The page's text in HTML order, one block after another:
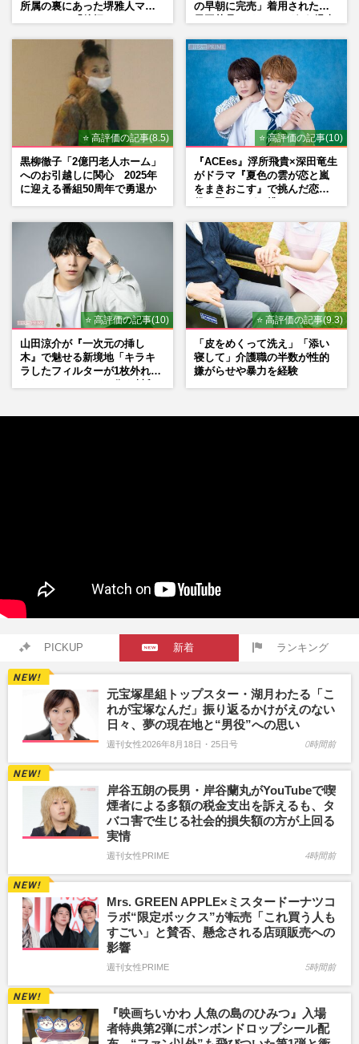
所属の裏にあった堺雅人マネ
の早朝に完売」着用された地
⭐ 高評価の記事(8.5)
黒柳徹子「2億円老人ホーム」
へのお引越しに関心 2025年
に迎える番組50周年で勇退か
⭐ 高評価の記事(10)
『ACEes』浮所飛貴×深田竜生
がドラマ『夏色の雲が恋と嵐
をまきおこす』で挑んだ恋人
⭐ 高評価の記事(10)
山田涼介が『一次元の挿し
木』で魅せる新境地「キラキ
ラしたフィルターが1枚外れて
⭐ 高評価の記事(9.3)
「皮をめくって洗え」「添い
寝して」介護職の半数が性的
嫌がらせや暴力を経験
PICKUP 新着 ランキング
元宝塚星組トップスター・湖月わたる「こ
れが宝塚なんだ」振り返るかけがえのない
日々、夢の現在地と“男役”への思い
週刊女性2026年8月18日・25日号 0時間前
岸谷五朗の長男・岸谷蘭丸がYouTubeで喫
煙者による多額の税金支出を訴えるも、タ
バコ害で生じる社会的損失額の方が上回る
実情
週刊女性PRIME 4時間前
Mrs. GREEN APPLE×ミスタードーナツコ
ラボ“限定ボックス”が転売「これ買う人も
すごい」と賛否、懸念される店頭販売への
影響
週刊女性PRIME 5時間前
『映画ちいかわ 人魚の島のひみつ』入場
者特典第2弾にボンボンドロップシール配